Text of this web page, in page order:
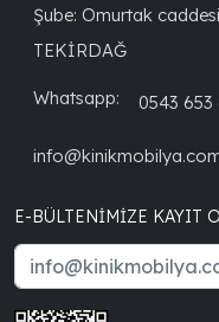
Şube: Omurtak
TEKİRDAĞ
Whatsapp: 0543 653
E-BÜLTENIMIZE KAYIT